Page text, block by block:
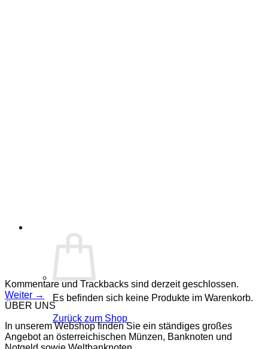
Es befinden sich keine Produkte im Warenkorb.
Zurück zum Shop
Kommentare und Trackbacks sind derzeit geschlossen.
Weiter →
ÜBER UNS
In unserem Webshop finden Sie ein ständiges großes
Angebot an österreichischen Münzen, Banknoten und